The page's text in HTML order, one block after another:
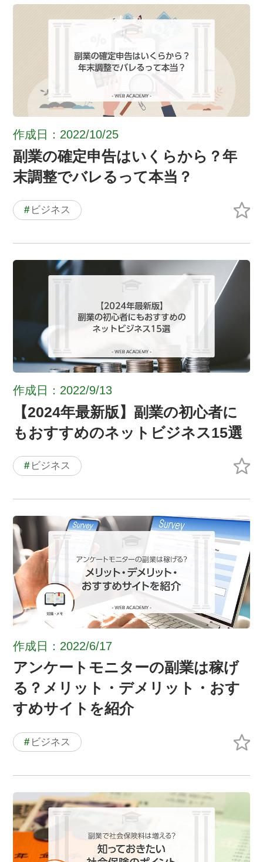
作成日：2022/10/25
副業の確定申告はいくらから？年
末調整でバレるって本当？
# ビジネス
作成日：2022/9/13
【2024年最新版】副業の初心者に
もおすすめのネットビジネス15選
# ビジネス
作成日：2022/6/17
アンケートモニターの副業は稼げ
る？メリット・デメリット・おす
すめサイトを紹介
# ビジネス